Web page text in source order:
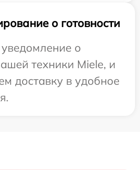
о готовности
о
техники Miele, и
доставку в удобное